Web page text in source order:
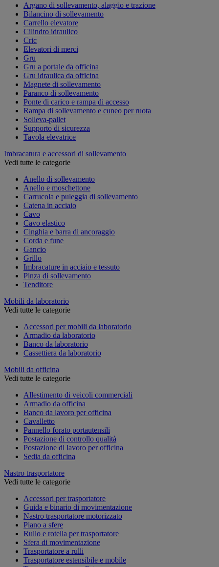
Argano di sollevamento, alaggio e trazione
Bilancino di sollevamento
Carrello elevatore
Cilindro idraulico
Cric
Elevatori di merci
Gru
Gru a portale da officina
Gru idraulica da officina
Magnete di sollevamento
Paranco di sollevamento
Ponte di carico e rampa di accesso
Rampa di sollevamento e cuneo per ruota
Solleva-pallet
Supporto di sicurezza
Tavola elevatrice
Imbracatura e accessori di sollevamento
Vedi tutte le categorie
Anello di sollevamento
Anello e moschettone
Carrucola e puleggia di sollevamento
Catena in acciaio
Cavo
Cavo elastico
Cinghia e barra di ancoraggio
Corda e fune
Gancio
Grillo
Imbracature in acciaio e tessuto
Pinza di sollevamento
Tenditore
Mobili da laboratorio
Vedi tutte le categorie
Accessori per mobili da laboratorio
Armadio da laboratorio
Banco da laboratorio
Cassettiera da laboratorio
Mobili da officina
Vedi tutte le categorie
Allestimento di veicoli commerciali
Armadio da officina
Banco da lavoro per officina
Cavalletto
Pannello forato portautensili
Postazione di controllo qualità
Postazione di lavoro per officina
Sedia da officina
Nastro trasportatore
Vedi tutte le categorie
Accessori per trasportatore
Guida e binario di movimentazione
Nastro trasportatore motorizzato
Piano a sfere
Rullo e rotella per trasportatore
Sfera di movimentazione
Trasportatore a rulli
Trasportatore estensibile e mobile